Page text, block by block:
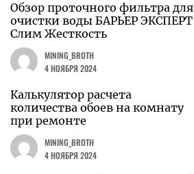
Обзор проточного фильтра для
очистки воды БАРЬЕР ЭКСПЕРТ
Слим Жесткость
MINING_BROTH
4 НОЯБРЯ 2024
Калькулятор расчета
количества обоев на комнату
при ремонте
MINING_BROTH
4 НОЯБРЯ 2024